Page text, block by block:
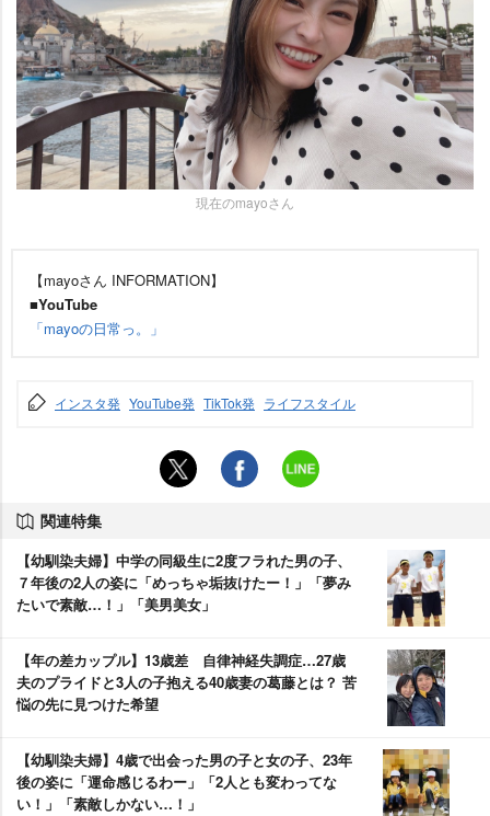
現在のmayoさん
【mayoさん INFORMATION】
■YouTube
「mayoの日常っ。」
インスタ発 YouTube発 TikTok発 ライフスタイル
関連特集
【幼馴染夫婦】中学の同級生に2度フラれた男の子、
７年後の2人の姿に「めっちゃ垢抜けたー！」「夢み
たいで素敵…！」「美男美女」
【年の差カップル】13歳差 自律神経失調症…27歳
夫のプライドと3人の子抱える40歳妻の葛藤とは？ 苦
悩の先に見つけた希望
【幼馴染夫婦】4歳で出会った男の子と女の子、23年
後の姿に「運命感じるわー」「2人とも変わってな
い！」「素敵しかない…！」